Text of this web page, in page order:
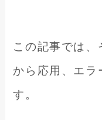
この記事では、
から応用、エラ
す。